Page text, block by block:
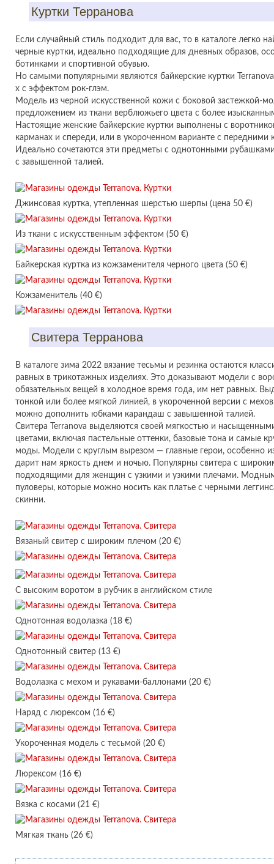
Куртки Терранова
Если случайный стиль подходит для вас, то в каталоге легко
черные куртки, идеально подходящие для дневных образов,
ботинками и спортивной обувью.
Но самыми популярными являются байкерские куртки
х с эффектом рок-глэм.
Модель из черной искусственной кожи с боковой застежкой-
предложением из ткани верблюжьего цвета с более
Настоящие женские байкерские куртки выполнены с
карманах и спереди, или в укороченном варианте с передними
Идеально сочетаются эти предметы с однотонными
с завышенной талией.
Джинсовая куртка, утепленная шерстью шерпы (цена 50 €)
Из ткани с искусственным эффектом (50 €)
Байкерская куртка из кожзаменителя черного цвета (50 €)
Кожзаменитель (40 €)
Свитера Терранова
В каталоге зима 2022 вязание тесьмы и резинка остаются
равных в трикотажных изделиях. Это доказывают модели с
обязательных вещей в холодное время года, им нет равных.
тонкой или более мягкой линией, в укороченной версии с
можно дополнить юбками карандаш с завышенной талией.
Свитера Terranova выделяются своей мягкостью и
цветами, включая пастельные оттенки, базовые тона и самые
моды. Модели с круглым вырезом — главные герои, особенно
дарит нам яркость днем и ночью. Популярны свитера с
подходящими для женщин с узкими и узкими плечами.
пуловеры, которые можно носить как платье с черными
скинни.
Вязаный свитер с широким плечом (20 €)
С высоким воротом в рубчик в английском стиле
Однотонная водолазка (18 €)
Однотонный свитер (13 €)
Водолазка с мехом и рукавами-баллонами (20 €)
Наряд с люрексом (16 €)
Укороченная модель с тесьмой (20 €)
Люрексом (16 €)
Вязка с косами (21 €)
Мягкая ткань (26 €)